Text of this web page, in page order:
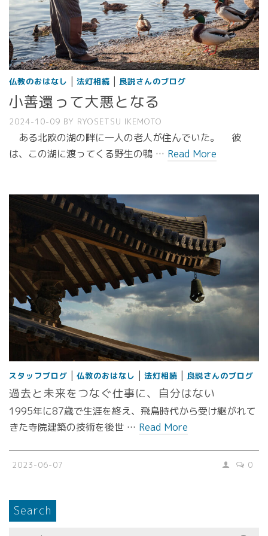
仏教のおはなし | 法灯相続 | 良説さんのブログ
小善還って大悪となる
2024-10-09 BY RYOSETSU IKEMOTO
ある北欧の湖の畔に一人の老人が住んでいた。 彼
は、この湖に渡ってくる野生の鴨 … Read More
スタッフブログ | 仏教のおはなし | 法灯相続 | 良説さんのブログ
過去と未来をつなぐ仕事に、自分はない
1995年に87歳で生涯を終え、飛鳥時代から受け継がれて
きた寺院建築の技術を後世 … Read More
2023-06-07 0
Search